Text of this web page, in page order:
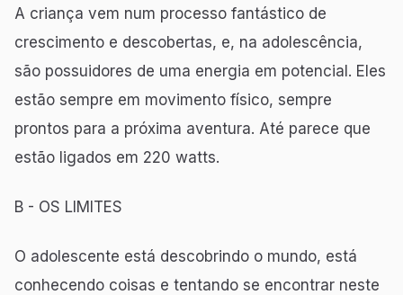
A criança vem num processo fantástico de
crescimento e descobertas, e, na adolescência,
são possuidores de uma energia em potencial. Eles
estão sempre em movimento físico, sempre
prontos para a próxima aventura. Até parece que
estão ligados em 220 watts.
B - OS LIMITES
O adolescente está descobrindo o mundo, está
conhecendo coisas e tentando se encontrar neste